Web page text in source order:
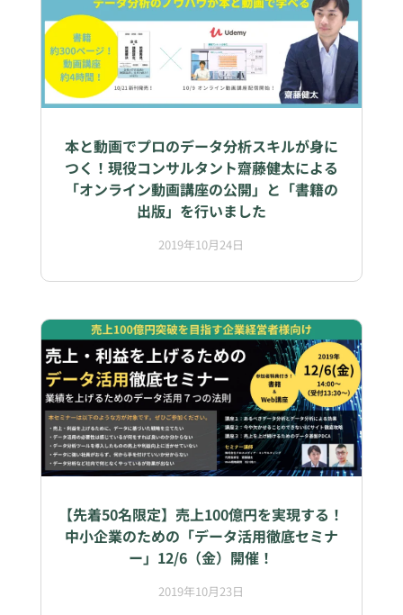
本と動画でプロのデータ分析スキルが身に
つく！現役コンサルタント齋藤健太による
「オンライン動画講座の公開」と「書籍の
出版」を行いました
2019年10月24日
【先着50名限定】売上100億円を実現する！
中小企業のための「データ活用徹底セミナ
ー」12/6（金）開催！
2019年10月23日